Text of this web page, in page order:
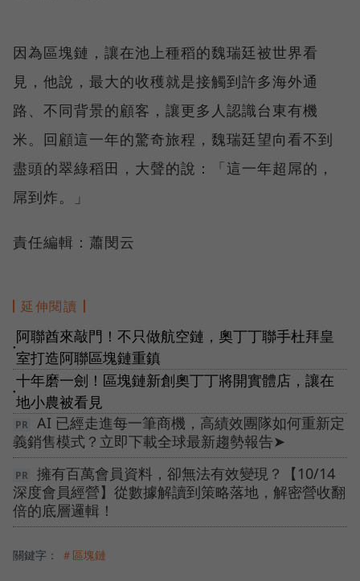
因為區塊鏈，讓在池上種稻的魏瑞廷被世界看
見，他說，最大的收穫就是接觸到許多海外通
路、不同背景的顧客，讓更多人認識台東有機
米。回顧這一年的驚奇旅程，魏瑞廷望向看不到
盡頭的翠綠稻田，大聲的說：「這一年超屌的，
屌到炸。」
責任編輯：蕭閔云
延伸閱讀
●
阿聯酋來敲門！不只做航空鏈，奧丁丁聯手杜拜皇
室打造阿聯區塊鏈重鎮
●
十年磨一劍！區塊鏈新創奧丁丁將開實體店，讓在
地小農被看見
AI 已經走進每一筆商機，高績效團隊如何重新定
義銷售模式？立即下載全球最新趨勢報告➤
擁有百萬會員資料，卻無法有效變現？【10/14
深度會員經營】從數據解讀到策略落地，解密營收翻
倍的底層邏輯！
關鍵字： ＃區塊鏈